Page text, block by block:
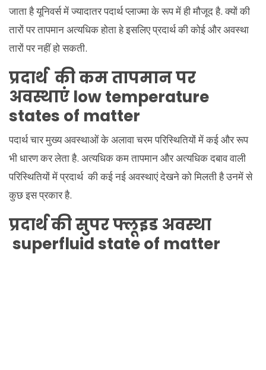
जाता है यूनिवर्स में ज्यादातर पदार्थ प्लाज्मा के रूप में ही मौजूद है. क्यों की
तारों पर तापमान अत्यधिक होता हे इसलिए प्रदार्थ की कोई और अवस्था
तारों पर नहीं हो सकती.
प्रदार्थ की कम तापमान पर
अवस्थाएं low temperature
states of matter
पदार्थ चार मुख्य अवस्थाओं के अलावा चरम परिस्थितियों में कई और रूप
भी धारण कर लेता है. अत्यधिक कम तापमान और अत्यधिक दबाव वाली
परिस्थितियों में प्रदार्थ की कई नई अवस्थाएं देखने को मिलती है उनमें से
कुछ इस प्रकार है.
प्रदार्थ की सुपर फ्लूइड अवस्था
superfluid state of matter